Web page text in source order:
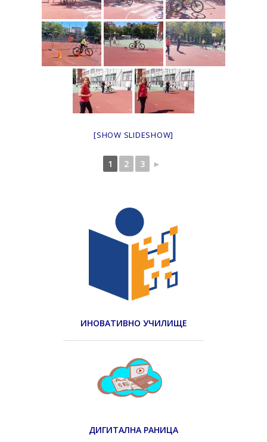
[SHOW SLIDESHOW]
1 2 3 ►
ИНОВАТИВНО УЧИЛИЩЕ
ДИГИТАЛНА РАНИЦА